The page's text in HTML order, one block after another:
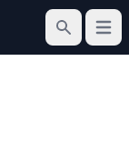
Cerca
Apri